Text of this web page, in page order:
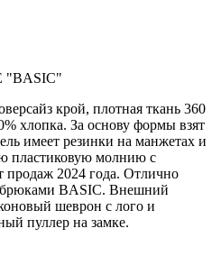
"BASIC"
крой, плотная ткань 360
хлопка. За основу формы взят
имеет резинки на манжетах и
пластиковую молнию с
2024 года. Отлично
брюками BASIC. Внешний
шеврон с лого и
пуллер на замке.